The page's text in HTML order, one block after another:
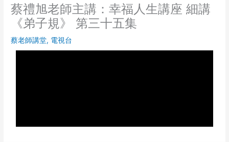
蔡禮旭老師主講：幸福人生講座 細講
《弟子規》 第三十五集
蔡老師講堂, 電視台